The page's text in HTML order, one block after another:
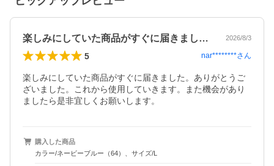
楽しみにしていた商品がすぐに届きました… 2026/8/3
5 nar********さん
楽しみにしていた商品がすぐに届きました。ありがとうご
ざいました。これから使用していきます。また機会があり
ましたら是非宜しくお願いします。
購入した商品
カラー/ネービーブルー（64）、サイズ/L